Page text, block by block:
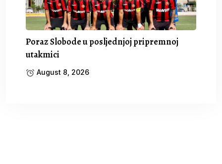
Poraz Slobode u posljednjoj pripremnoj
utakmici
August 8, 2026